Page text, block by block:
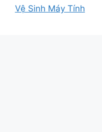
Vệ Sinh Máy Tính